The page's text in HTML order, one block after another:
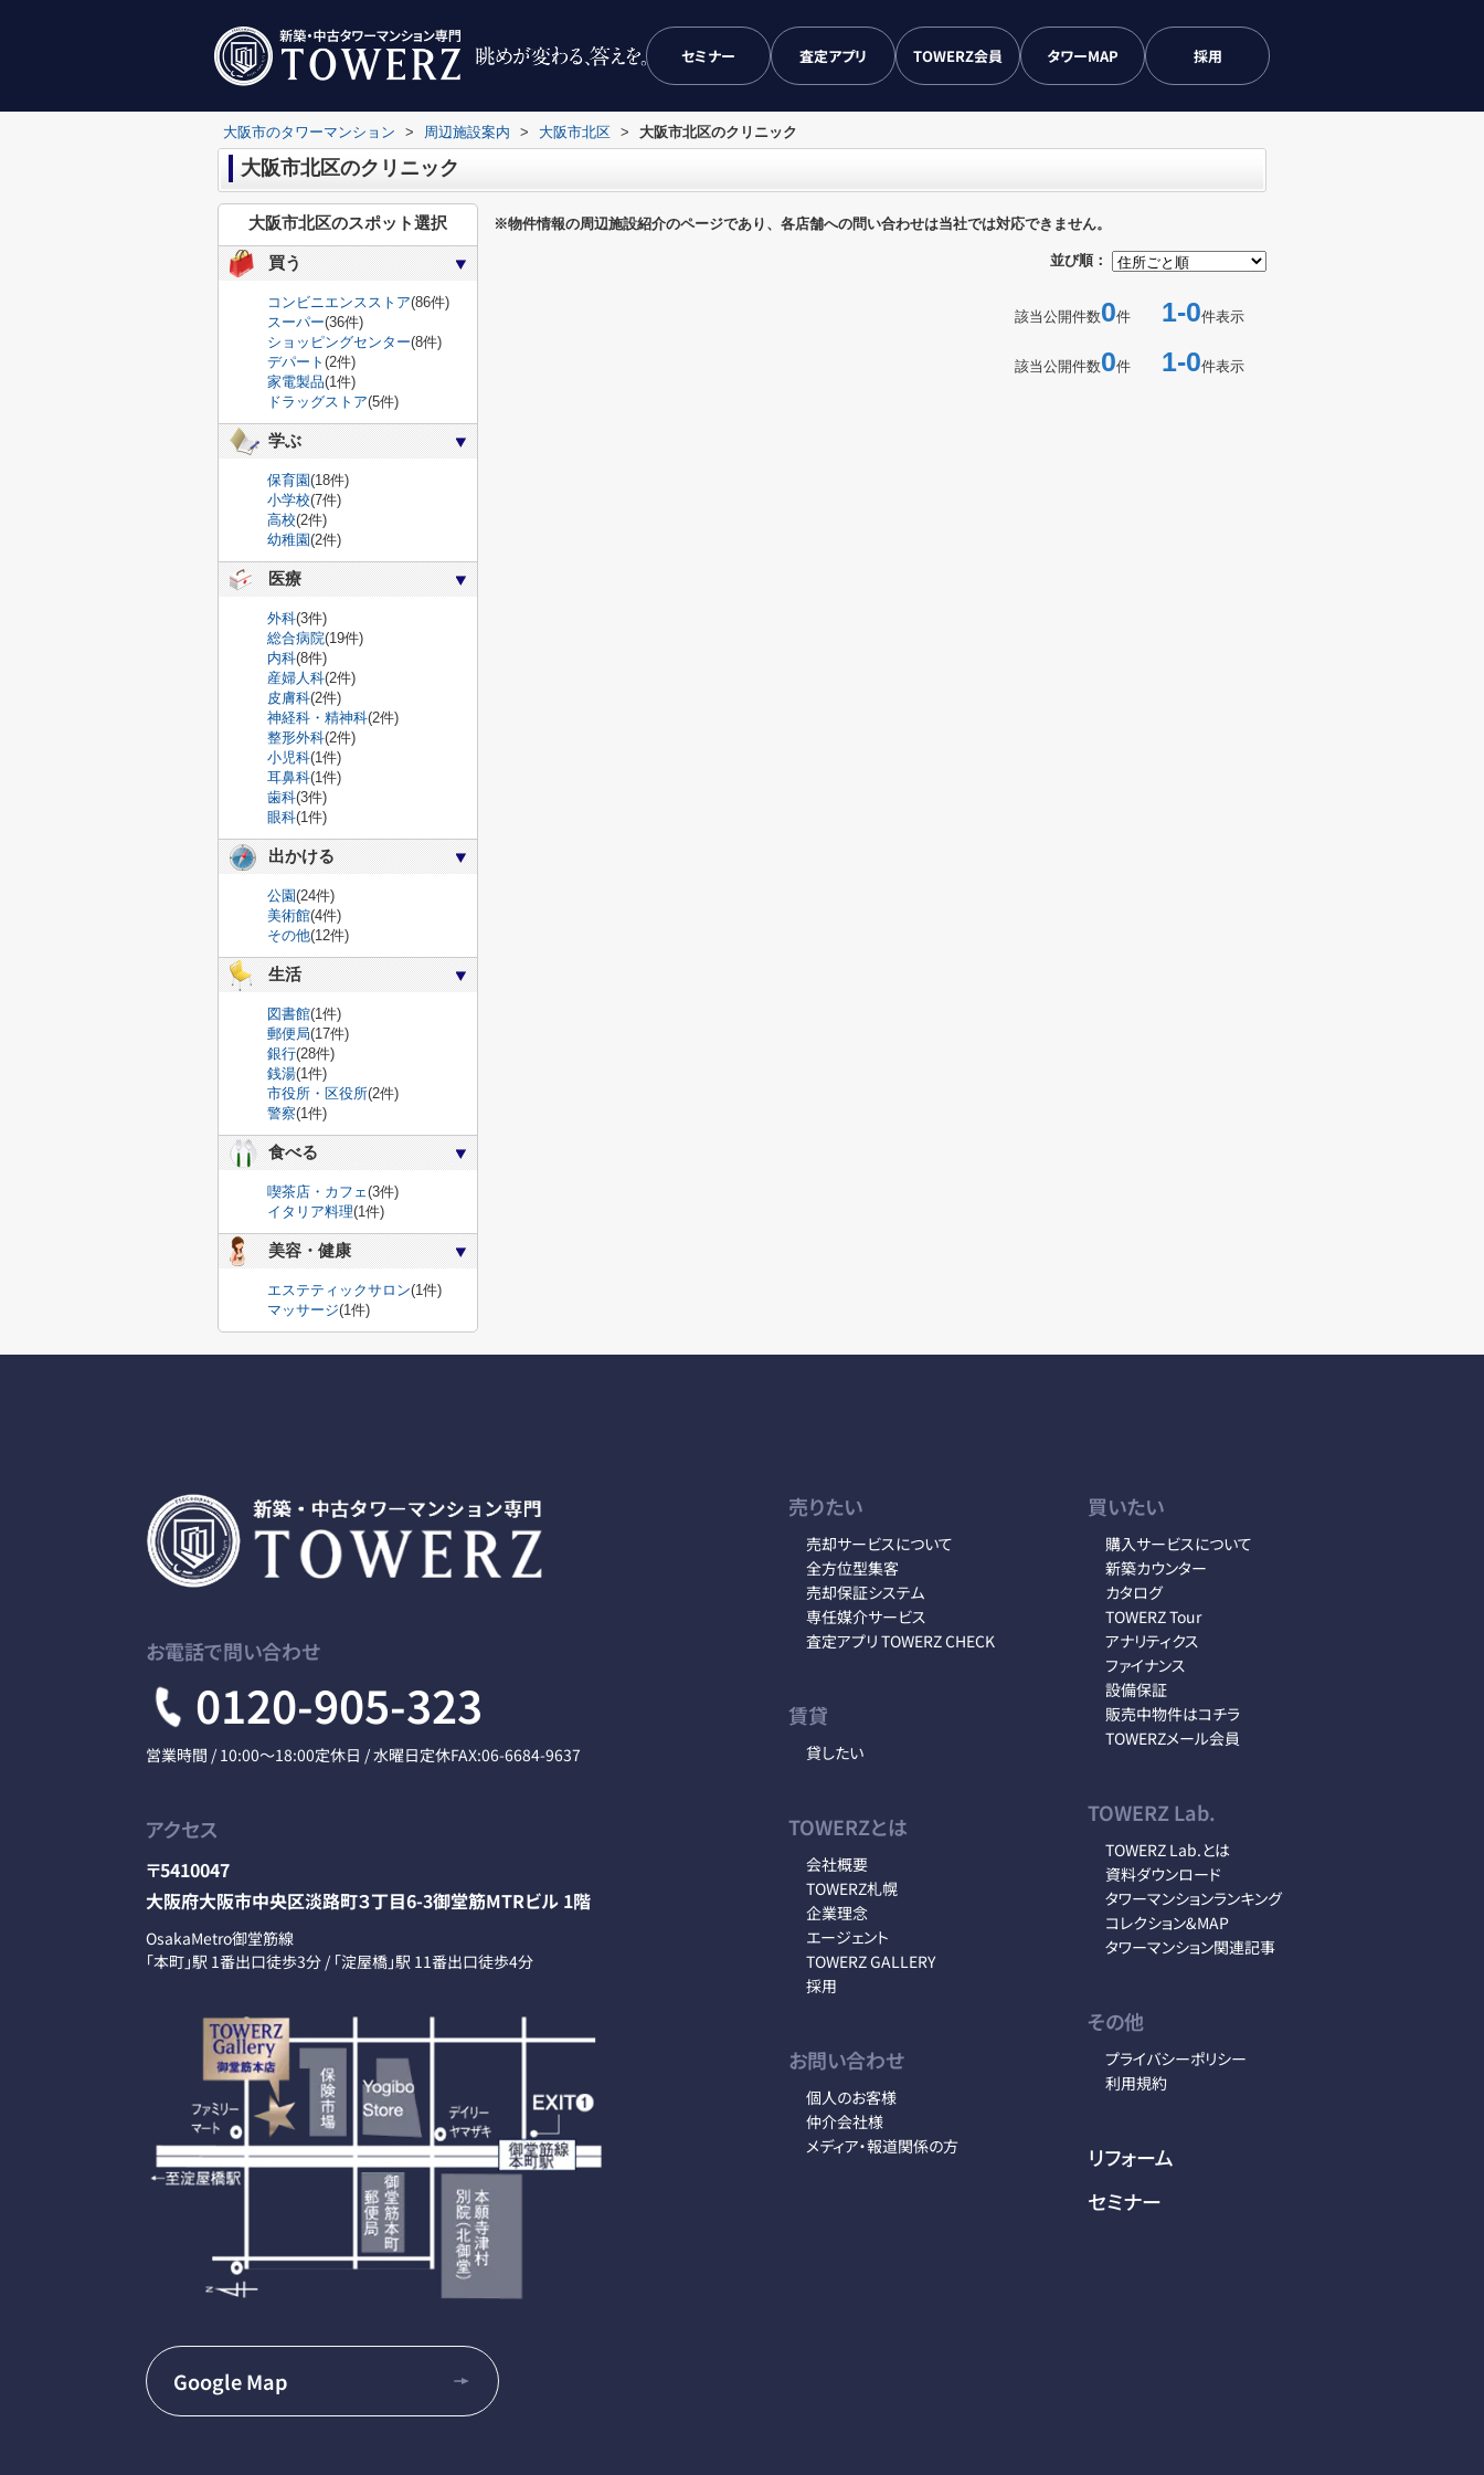
セミナー 査定アプリ TOWERZ会員 タワーMAP 採用
大阪市のタワーマンション > 周辺施設案内 > 大阪市北区 > 大阪市北区のクリニック
大阪市北区のクリニック
※物件情報の周辺施設紹介のページであり、各店舗への問い合わせは当社では対応できません。
並び順：
該当公開件数0件 1-0件表示
該当公開件数0件 1-0件表示
大阪市北区のスポット選択
買う
コンビニエンスストア(86件)
スーパー(36件)
ショッピングセンター(8件)
デパート (2件)
家電製品(1件)
ドラッグストア(5件)
学ぶ
保育園(18件)
小学校(7件)
高校(2件)
幼稚園(2件)
医療
外科(3件)
総合病院(19件)
内科(8件)
産婦人科(2件)
皮膚科(2件)
神経科・精神科(2件)
整形外科(2件)
小児科(1件)
耳鼻科(1件)
歯科(3件)
眼科(1件)
出かける
公園(24件)
美術館(4件)
その他(12件)
生活
図書館(1件)
郵便局(17件)
銀行(28件)
銭湯(1件)
市役所・区役所(2件)
警察(1件)
食べる
喫茶店・カフェ(3件)
イタリア料理(1件)
美容・健康
エステティックサロン(1件)
マッサージ(1件)
お電話で問い合わせ
0120-905-323
営業時間 / 10:00～18:00定休日 / 水曜日定休FAX:06-6684-9637
アクセス
〒5410047
大阪府大阪市中央区淡路町３丁目6-3御堂筋MTRビル 1階
OsakaMetro御堂筋線
「本町」駅 1番出口徒歩3分 / 「淀屋橋」駅 11番出口徒歩4分
Google Map
売りたい
売却サービスについて
全方位型集客
売却保証システム
専任媒介サービス
査定アプリ TOWERZ CHECK
賃貸
貸したい
TOWERZとは
会社概要
TOWERZ札幌
企業理念
エージェント
TOWERZ GALLERY
採用
お問い合わせ
個人のお客様
仲介会社様
メディア・報道関係の方
買いたい
購入サービスについて
新築カウンター
カタログ
TOWERZ Tour
アナリティクス
ファイナンス
設備保証
販売中物件はコチラ
TOWERZメール会員
TOWERZ Lab.
TOWERZ Lab.とは
資料ダウンロード
タワーマンションランキング
コレクション&MAP
タワーマンション関連記事
その他
プライバシーポリシー
利用規約
リフォーム
セミナー